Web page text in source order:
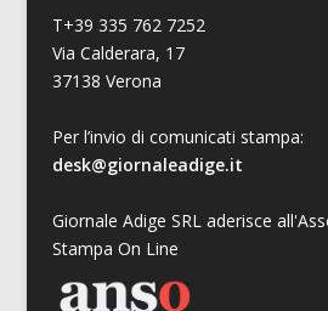
T+39 335 762 7252
Via Calderara, 17
37138 Verona
Per l’invio di comunicati stampa:
desk@giornaleadige.it
Giornale Adige SRL aderisce
Stampa On Line